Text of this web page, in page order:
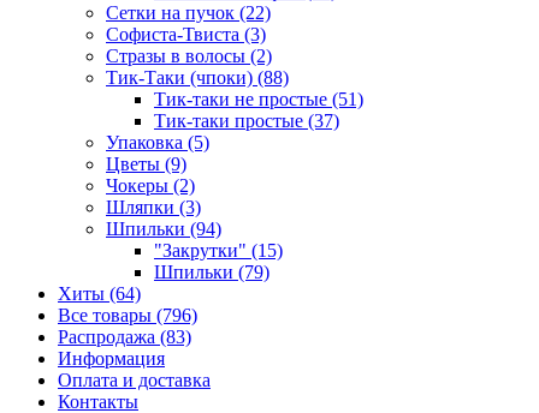
Сетки на пучок (22)
Софиста-Твиста (3)
Стразы в волосы (2)
Тик-Таки (чпоки) (88)
Тик-таки не простые (51)
Тик-таки простые (37)
Упаковка (5)
Цветы (9)
Чокеры (2)
Шляпки (3)
Шпильки (94)
"Закрутки" (15)
Шпильки (79)
Хиты (64)
Все товары (796)
Распродажа (83)
Информация
Оплата и доставка
Контакты